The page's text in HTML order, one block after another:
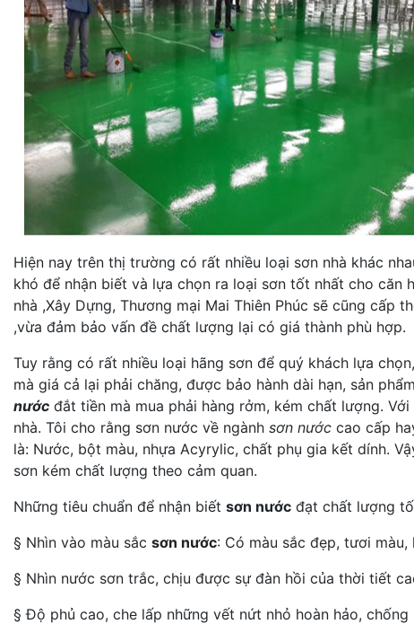
Hiện nay trên thị trường có rất nhiều loại sơn nhà khác
khó để nhận biết và lựa chọn ra loại sơn tốt nhất cho căn
nhà ,Xây Dựng, Thương mại Mai Thiên Phúc sẽ cũng cấp
,vừa đảm bảo vấn đề chất lượng lại có giá thành phù hợp.
Tuy rằng có rất nhiều loại hãng sơn để quý khách lựa
mà giá cả lại phải chăng, được bảo hành dài hạn, sản
nước đắt tiền mà mua phải hàng rởm, kém chất lượng.
nhà. Tôi cho rằng sơn nước về ngành sơn nước cao cấp
là: Nước, bột màu, nhựa Acyrylic, chất phụ gia kết dính.
sơn kém chất lượng theo cảm quan.
Những tiêu chuẩn để nhận biết sơn nước đạt chất lượng
§ Nhìn vào màu sắc sơn nước: Có màu sắc đẹp, tươi
§ Nhìn nước sơn trắc, chịu được sự đàn hồi của thời tiết
§ Độ phủ cao, che lấp những vết nứt nhỏ hoàn hảo,